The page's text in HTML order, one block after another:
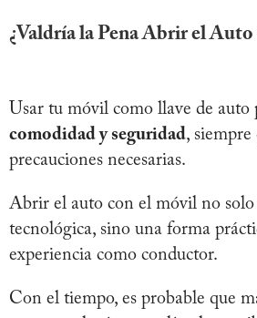
¿Valdría la Pena Abrir el
Usar tu móvil como llave de auto
comodidad y seguridad, siempre
precauciones necesarias.
Abrir el auto con el móvil no solo
tecnológica, sino una forma
experiencia como conductor.
Con el tiempo, es probable que